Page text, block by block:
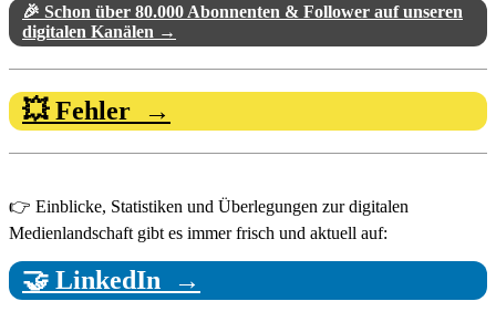
🎉 Schon über 80.000 Abonnenten & Follower auf unseren
digitalen Kanälen →
💥 Fehler →
👉 Einblicke, Statistiken und Überlegungen zur digitalen
Medienlandschaft gibt es immer frisch und aktuell auf:
🤝 LinkedIn →